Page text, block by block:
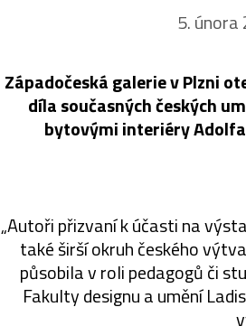
5. února
Západočeská galerie v Plzni
díla současných českých
bytovými interiéry
„Autoři přizvaní k účasti na
také širší okruh českého
působila v roli pedagogů či
Fakulty designu a umění